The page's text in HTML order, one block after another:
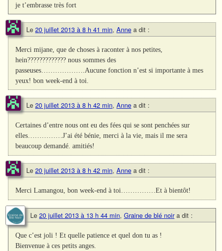
je t’embrasse très fort
Le 20 juillet 2013 à 8 h 41 min, Anne a dit :
Merci mijane, que de choses à raconter à nos petites,
hein????????????? nous sommes des
passeuses……………….Aucune fonction n’est si importante à mes
yeux! bon week-end à toi.
Le 20 juillet 2013 à 8 h 42 min, Anne a dit :
Certaines d’entre nous ont eu des fées qui se sont penchées sur
elles……………J’ai été bénie, merci à la vie, mais il me sera
beaucoup demandé. amitiés!
Le 20 juillet 2013 à 8 h 42 min, Anne a dit :
Merci Lamangou, bon week-end à toi……………Et à bientôt!
Le 20 juillet 2013 à 13 h 44 min, Graine de blé noir a dit :
Que c’est joli ! Et quelle patience et quel don tu as !
Bienvenue à ces petits anges.